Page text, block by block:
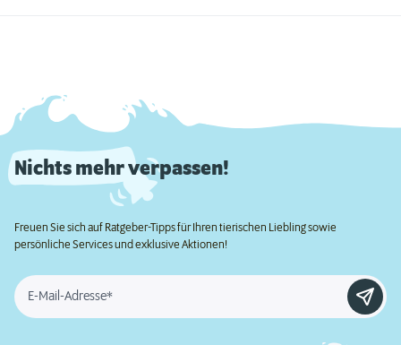
Nichts mehr verpassen!
Freuen Sie sich auf Ratgeber-Tipps für Ihren tierischen Liebling sowie
persönliche Services und exklusive Aktionen!
E-Mail-Adresse*